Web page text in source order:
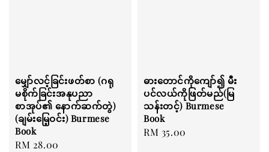
မျှော်လင့်ခြင်းဖတ်စာ (ဂရု
မစိုက်ခြင်းအနုပညာ
စာအုပ်၏ နောက်ဆက်တွဲ)
(ချမ်းမြေ့ဝင်း) Burmese
Book
Regular
RM 28.00
ဓားတောင်ကိုကျော်၍ မီး
ပင်လယ်ကိုဖြတ်မည်(မြ
သန်းတင့်) Burmese
Book
Regular
RM 35.00